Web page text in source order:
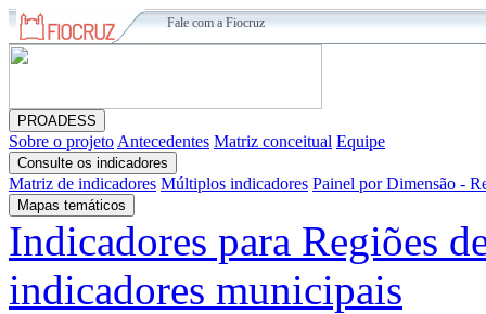
Fale com a Fiocruz
PROADESS
Sobre o projeto Antecedentes Matriz conceitual Equipe
Consulte os indicadores
Matriz de indicadores Múltiplos indicadores Painel por Dimensão -
Mapas temáticos
Indicadores para Regiões
indicadores municipais